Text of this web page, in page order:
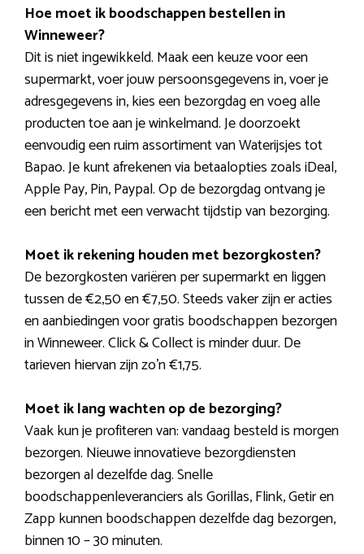
Hoe moet ik boodschappen bestellen in
Winneweer?
Dit is niet ingewikkeld. Maak een keuze voor een
supermarkt, voer jouw persoonsgegevens in, voer je
adresgegevens in, kies een bezorgdag en voeg alle
producten toe aan je winkelmand. Je doorzoekt
eenvoudig een ruim assortiment van Waterijsjes tot
Bapao. Je kunt afrekenen via betaalopties zoals iDeal,
Apple Pay, Pin, Paypal. Op de bezorgdag ontvang je
een bericht met een verwacht tijdstip van bezorging.
Moet ik rekening houden met bezorgkosten?
De bezorgkosten variëren per supermarkt en liggen
tussen de €2,50 en €7,50. Steeds vaker zijn er acties
en aanbiedingen voor gratis boodschappen bezorgen
in Winneweer. Click & Collect is minder duur. De
tarieven hiervan zijn zo’n €1,75.
Moet ik lang wachten op de bezorging?
Vaak kun je profiteren van: vandaag besteld is morgen
bezorgen. Nieuwe innovatieve bezorgdiensten
bezorgen al dezelfde dag. Snelle
boodschappenleveranciers als Gorillas, Flink, Getir en
Zapp kunnen boodschappen dezelfde dag bezorgen,
binnen 10 – 30 minuten.